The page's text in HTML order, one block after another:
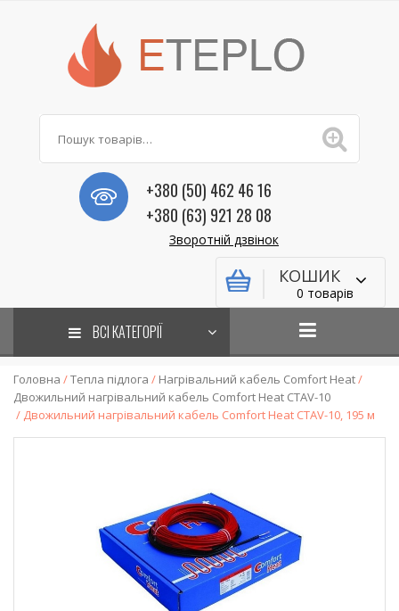
+380 (50) 462 46 16
+380 (63) 921 28 08
Зворотній дзвінок
КОШИК
0 товарів
ВСІ КАТЕГОРІЇ
Головна /Тепла підлога / Нагрівальний кабель Comfort Heat/
Двожильний нагрівальний кабель Comfort Heat CTAV-10
/ Двожильний нагрівальний кабель Comfort Heat CTAV-10, 195 м